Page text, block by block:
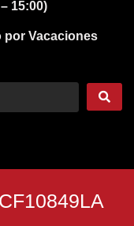
15:00)
por Vacaciones